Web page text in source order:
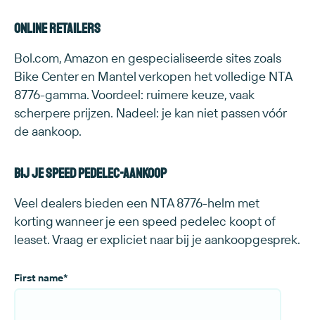
Online retailers
Bol.com, Amazon en gespecialiseerde sites zoals
Bike Center en Mantel verkopen het volledige NTA
8776-gamma. Voordeel: ruimere keuze, vaak
scherpere prijzen. Nadeel: je kan niet passen vóór
de aankoop.
Bij je speed pedelec-aankoop
Veel dealers bieden een NTA 8776-helm met
korting wanneer je een speed pedelec koopt of
leaset. Vraag er expliciet naar bij je aankoopgesprek.
First name*